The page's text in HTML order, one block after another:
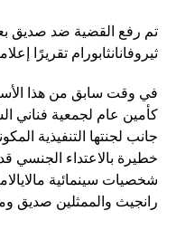
تم رفع القضية ضد صديق
ثيروفانانثابورام تقريرًا
في وقت سابق من هذا
خطيرة بالاعتداء الجنسي
شخصيات سينمائية
رانجيث والممثلين صديق